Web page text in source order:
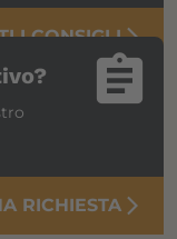
I CONSIGLIarrow_forward_ios
assignment
RICHIESTA arrow_forward_ios